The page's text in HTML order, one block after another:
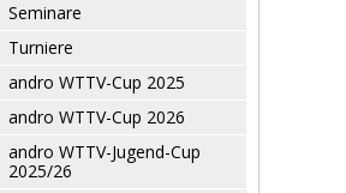
Seminare
Turniere
andro WTTV-Cup 2025
andro WTTV-Cup 2026
andro WTTV-Jugend-Cup
2025/26